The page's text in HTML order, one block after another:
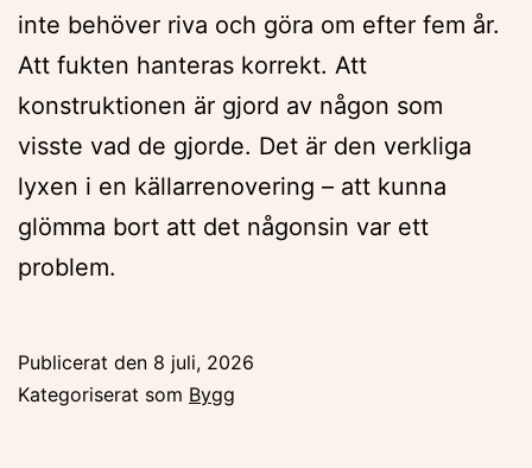
inte behöver riva och göra om efter fem år.
Att fukten hanteras korrekt. Att
konstruktionen är gjord av någon som
visste vad de gjorde. Det är den verkliga
lyxen i en källarrenovering – att kunna
glömma bort att det någonsin var ett
problem.
Publicerat den 8 juli, 2026
Kategoriserat som Bygg